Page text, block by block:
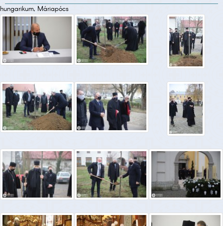
hungarikum, Máriapócs